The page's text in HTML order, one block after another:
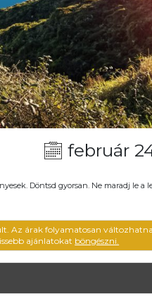
február
Döntsd gyorsan. Ne maradj le a
Az árak folyamatosan
ajánlatokat böngészni.